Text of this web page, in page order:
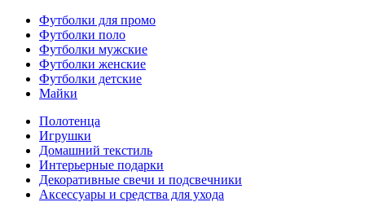
Футболки для промо
Футболки поло
Футболки мужские
Футболки женские
Футболки детские
Майки
Полотенца
Игрушки
Домашний текстиль
Интерьерные подарки
Декоративные свечи и подсвечники
Аксессуары и средства для ухода